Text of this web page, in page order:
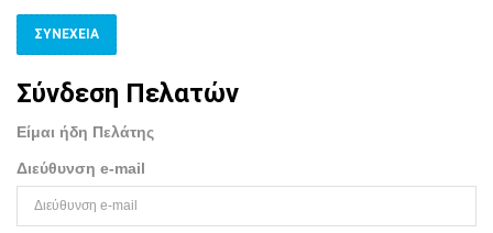
ΣΥΝΈΧΕΙΑ
Σύνδεση Πελατών
Είμαι ήδη Πελάτης
Διεύθυνση e-mail